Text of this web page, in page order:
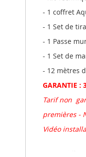
- 1 coffret
- 1 Set de
- 1 Passe
- 1 Set de
- 12 mètres
GARANTIE :
Tarif non
premières -
Vidéo